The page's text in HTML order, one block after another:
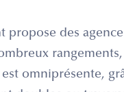
propose des
omniprésente,